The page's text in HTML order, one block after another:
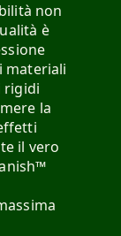
non
è
materiali
rigidi
la
il vero